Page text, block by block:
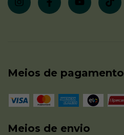
Meios de pagamento
Meios de envio